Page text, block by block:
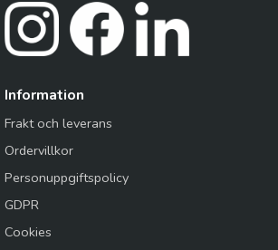
Information
Frakt och leverans
Ordervillkor
Personuppgiftspolicy
GDPR
Cookies